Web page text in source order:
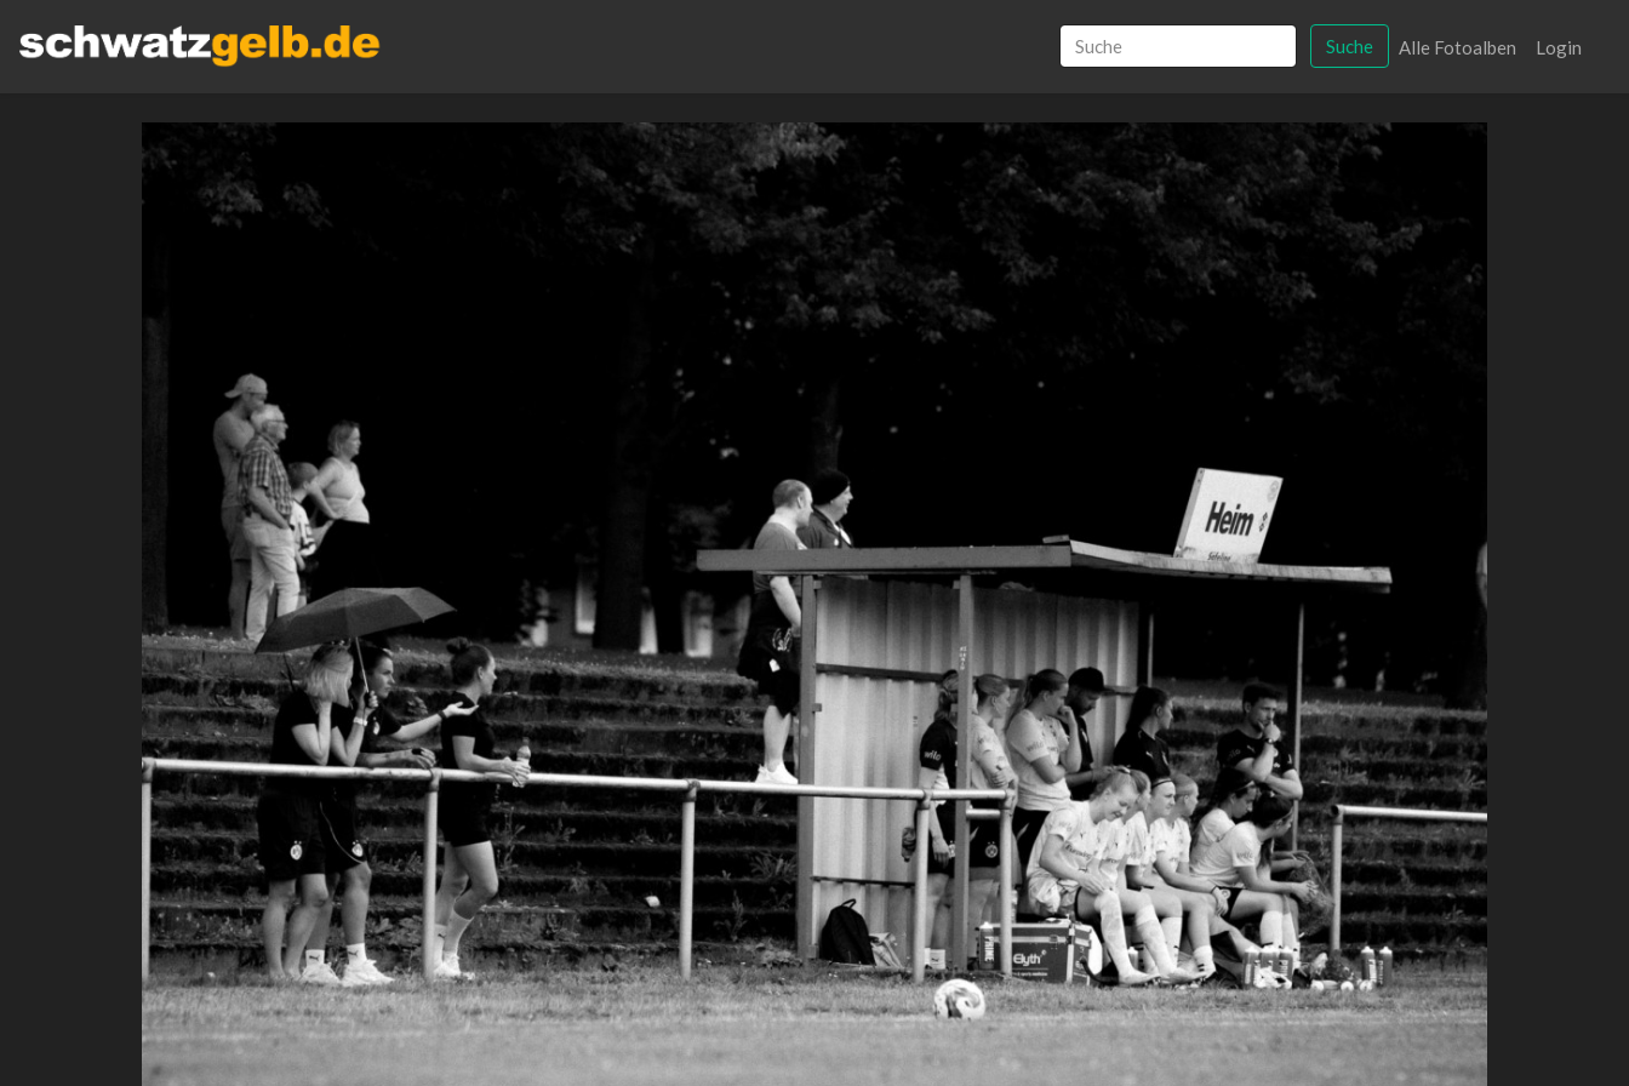
Suche Alle Fotoalben Login